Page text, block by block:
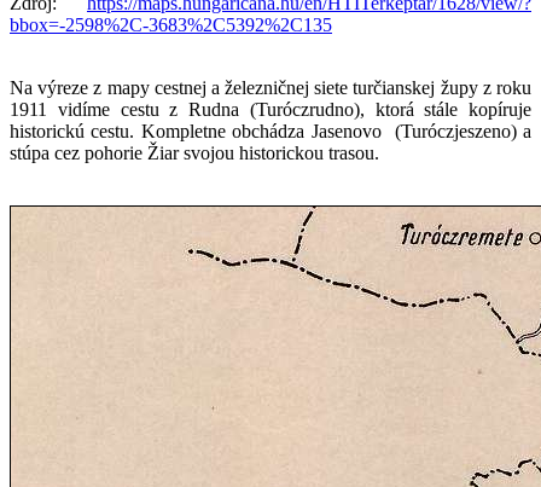
bbox=-2598%2C-3683%2C5392%2C135
Na výreze z mapy cestnej a železničnej siete turčianskej župy z roku
1911 vidíme cestu z Rudna (Turóczrudno), ktorá stále kopíruje
historickú cestu. Kompletne obchádza Jasenovo (Turóczjeszeno) a
stúpa cez pohorie Žiar svojou historickou trasou.